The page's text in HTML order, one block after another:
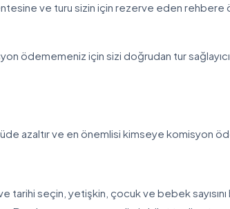
ve turu sizin için rezerve eden rehbere
ödememeniz için sizi doğrudan tur
azaltır ve en önemlisi kimseye komisyon
tarihi seçin, yetişkin, çocuk ve bebek